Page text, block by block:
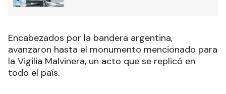
Encabezados por la bandera argentina,
avanzaron hasta el monumento mencionado para
la Vigilia Malvinera, un acto que se replicó en
todo el país.